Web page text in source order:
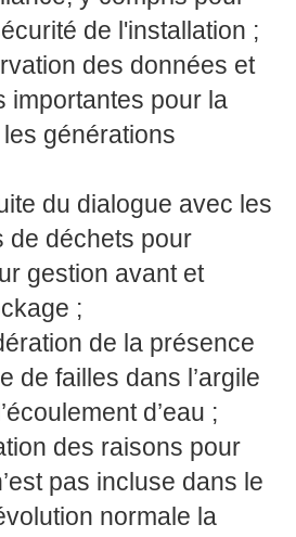
de l'installation ;
des données et
importantes pour la
générations
du dialogue avec les
de déchets pour
gestion avant et
;
de la présence
de failles dans l’argile
d’eau ;
des raisons pour
pas incluse dans le
normale la